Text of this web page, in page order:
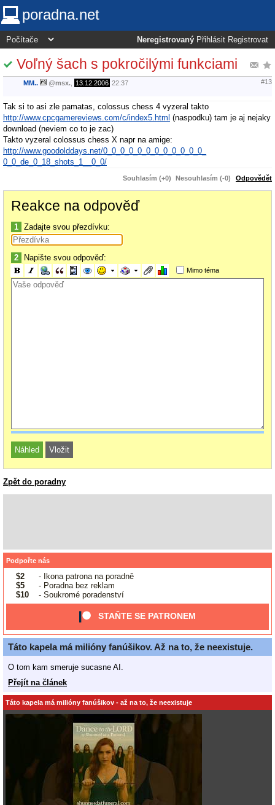
poradna.net
Neregistrovaný Přihlásit Registrovat
Voľný šach s pokročilými funkciami
MM.. @msx. 13.12.2006 22:37 #13
Tak si to asi zle pamatas, colossus chess 4 vyzeral takto
http://www.cpcgamereviews.com/c/index5.html (naspodku) tam je aj nejaky
download (neviem co to je zac)
Takto vyzeral colossus chess X napr na amige:
http://www.goodolddays.net/0_0_0_0_0_0_0_0_0_0_0_0_
0_0_de_0_18_shots_1__0_0/
Souhlasím (+0) Nesouhlasím (-0) Odpovědět
Reakce na odpověď
1 Zadajte svou přezdívku:
2 Napište svou odpověď:
Mimo téma
Zpět do poradny
Podpořte nás
$2
- Ikona patrona na poradně
$5
- Poradna bez reklam
$10
- Soukromé poradenství
STAŇTE SE PATRONEM
Táto kapela má milióny fanúšikov. Až na to, že neexistuje.
O tom kam smeruje sucasne AI.
Přejít na článek
Táto kapela má milióny fanúšikov - až na to, že neexistuje